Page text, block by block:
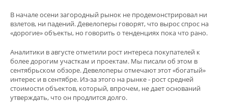
В начале осени загородный рынок не продемонстрировал ни
взлетов, ни падений. Девелоперы говорят, что вырос спрос на
«дорогие» объекты, но говорить о тенденциях пока что рано.
Аналитики в августе отметили рост интереса покупателей к
более дорогим участкам и проектам. Мы писали об этом в
сентябрьском обзоре. Девелоперы отмечают этот «богатый»
интерес и в сентябре. Из-за этого на рынке - рост средней
стоимости объектов, который, впрочем, не дает оснований
утверждать, что он продлится долго.